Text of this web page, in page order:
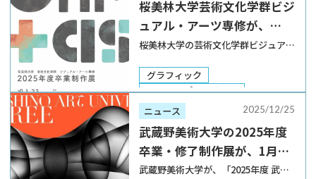
度 […]
卒業制作展
桜美林大学芸術文化学群ビジ
ュアル・アーツ専修が、
2025年度の卒業制作展と卒
業制作選抜展を開催
桜美林大学の芸術文化学群ビジュア
制作展「Uni+as（ユニタス）」を
2026年1月23日から1月27日まで、東
京・町田の「東京ひなたやまキャンパ
ス」にて開催する。また卒業制作選抜
展を、 […]
グラフィック
DTP・エディトリアル
Web・UI／UX
建築・インテリア
ファッション
デザイン思考・哲学
卒業制作展
ニュース 2025/12/25
武蔵野美術大学の2025年度
卒業・修了制作展が、1月15
日より2つのキャンパスで順
武蔵野美術大学が、「2025年度 武蔵